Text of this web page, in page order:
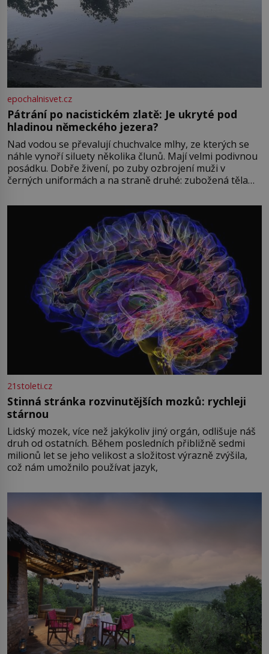
epochalnisvet.cz
Pátrání po nacistickém zlatě: Je ukryté pod
hladinou německého jezera?
Nad vodou se převalují chuchvalce mlhy, ze kterých se
náhle vynoří siluety několika člunů. Mají velmi podivnou
posádku. Dobře živení, po zuby ozbrojení muži v
černých uniformách a na straně druhé: zubožená těla
přízračná scéna znamená? Je jaro roku 1945, druhá
světová válka se chýlí ke konci. Jezero Stolpsee
21stoleti.cz
Stinná stránka rozvinutějších mozků: rychleji
stárnou
Lidský mozek, více než jakýkoliv jiný orgán, odlišuje náš
druh od ostatních. Během posledních přibližně sedmi
milionů let se jeho velikost a složitost výrazně zvýšila,
což nám umožnilo používat jazyk,